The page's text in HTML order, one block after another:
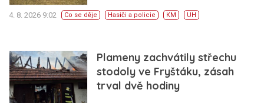
4. 8. 2026 9:02 Co se děje Hasiči a policie KM UH
Plameny zachvátily střechu
stodoly ve Fryštáku, zásah
trval dvě hodiny